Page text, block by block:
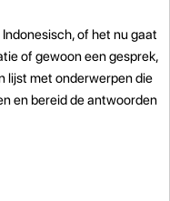
of het nu gaat
of gewoon een gesprek,
lijst met onderwerpen die
en bereid de antwoorden